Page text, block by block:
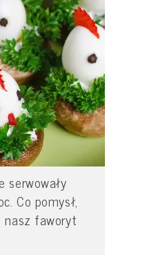
serwowały
Co pomysł,
nasz faworyt